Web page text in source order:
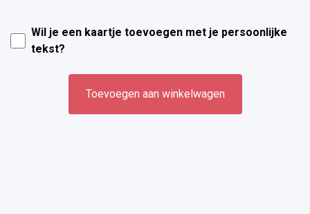
Wil je een kaartje toevoegen met je persoonlijke
tekst?
Toevoegen aan winkelwagen